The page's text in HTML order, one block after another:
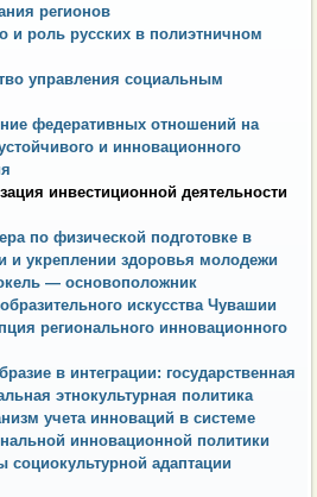
регионов
и роль русских в полиэтничном
управления социальным
федеративных отношений на
и инновационного
инвестиционной деятельности
по физической подготовке в
и укреплении здоровья молодежи
— основоположник
искусства Чувашии
регионального инновационного
в интеграции: государственная
этнокультурная политика
учета инноваций в системе
инновационной политики
адаптации